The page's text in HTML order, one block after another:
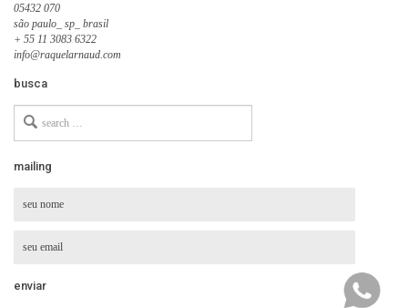
05432 070
são paulo_ sp_ brasil
+ 55 11 3083 6322
info@raquelarnaud.com
busca
for
mailing